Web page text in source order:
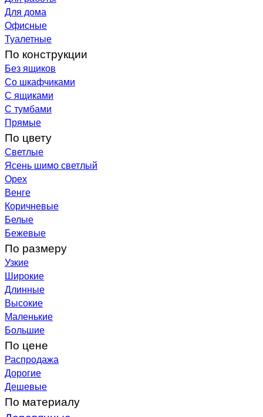
Для дома
Офисные
Туалетные
По конструкции
Без ящиков
Со шкафчиками
С ящиками
С тумбами
Прямые
По цвету
Светлые
Ясень шимо светлый
Орех
Венге
Коричневые
Белые
Бежевые
По размеру
Узкие
Широкие
Длинные
Высокие
Маленькие
Большие
По цене
Распродажа
Дорогие
Дешевые
По материалу